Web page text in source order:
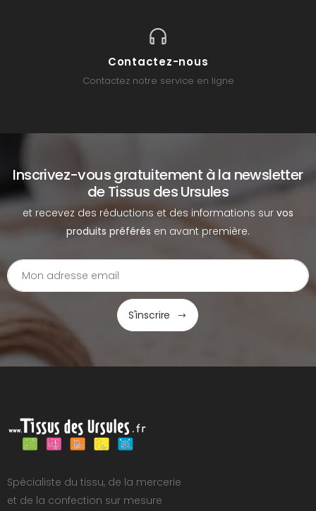
Contactez-nous
Contactez notre service en ligne
Inscrivez-vous gratuitement à la newsletter
de Tissus des Ursules
et recevez des réductions et des informations sur vos
produits préférés en avant première.
S'inscrire
Spécialiste du tissu, de la mercerie
et de la confection sur mesure